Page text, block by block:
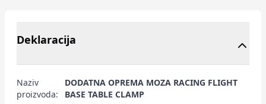
Deklaracija
Naziv
proizvoda:
DODATNA OPREMA MOZA RACING FLIGHT
BASE TABLE CLAMP